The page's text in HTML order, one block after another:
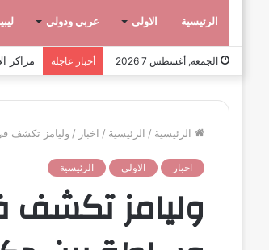
الرئيسية الاولى عربي ودولي
الجمعة, أغسطس 7 2026 أخبار عاجلة عشر
الرئيسية / الرئيسية / اخبار / وليامز تكشف
اخبار الاولى الرئيسية
وليامز